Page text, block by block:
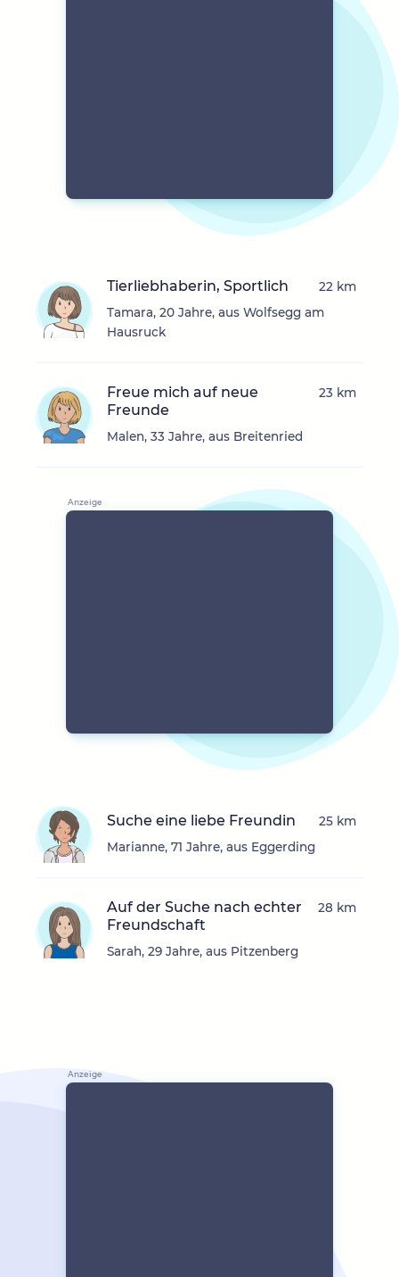
Tierliebhaberin, Sportlich
Tamara, 20 Jahre, aus Wolfsegg am
Hausruck
22 km
Freue mich auf neue
Freunde
Malen, 33 Jahre, aus Breitenried
23 km
Suche eine liebe Freundin
Marianne, 71 Jahre, aus Eggerding
25 km
Auf der Suche nach echter
Freundschaft
Sarah, 29 Jahre, aus Pitzenberg
28 km